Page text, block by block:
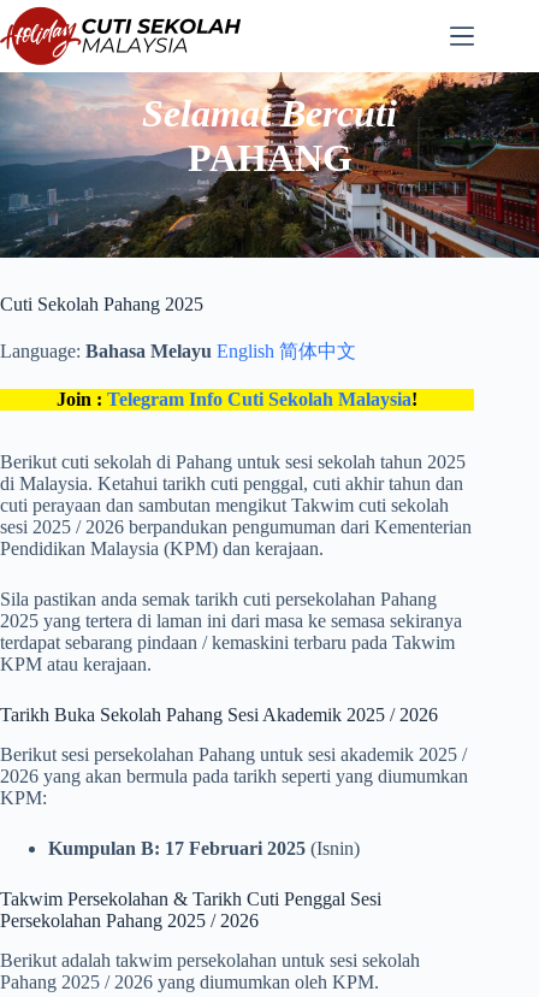
Langkau
ke
kandungan
Selamat Bercuti
PAHANG
Cuti Sekolah Pahang 2025
Language: Bahasa Melayu English 简体中文
Join :Telegram Info Cuti Sekolah Malaysia!
Berikut cuti sekolah di Pahang untuk sesi sekolah tahun 2025
di Malaysia. Ketahui tarikh cuti penggal, cuti akhir tahun dan
cuti perayaan dan sambutan mengikut Takwim cuti sekolah
sesi 2025 / 2026 berpandukan pengumuman dari Kementerian
Pendidikan Malaysia (KPM) dan kerajaan.
Sila pastikan anda semak tarikh cuti persekolahan Pahang
2025 yang tertera di laman ini dari masa ke semasa sekiranya
terdapat sebarang pindaan / kemaskini terbaru pada Takwim
KPM atau kerajaan.
Tarikh Buka Sekolah Pahang Sesi Akademik 2025 / 2026
Berikut sesi persekolahan Pahang untuk sesi akademik 2025 /
2026 yang akan bermula pada tarikh seperti yang diumumkan
KPM:
Kumpulan B: 17 Februari 2025 (Isnin)
Takwim Persekolahan & Tarikh Cuti Penggal Sesi
Persekolahan Pahang 2025 / 2026
Berikut adalah takwim persekolahan untuk sesi sekolah
Pahang 2025 / 2026 yang diumumkan oleh KPM.